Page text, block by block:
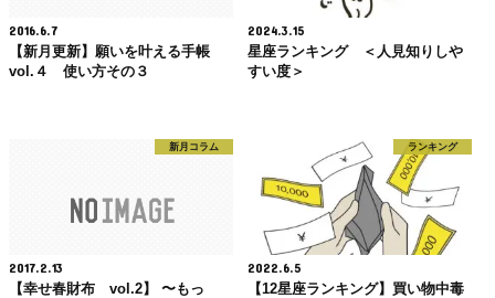
2016.6.7
【新月更新】願いを叶える手帳
vol.４ 使い方その３
2024.3.15
星座ランキング ＜人見知りしや
すい度＞
新月コラム
2017.2.13
【幸せ春財布 vol.2】 〜もっ
ランキング
2022.6.5
【12星座ランキング】買い物中毒